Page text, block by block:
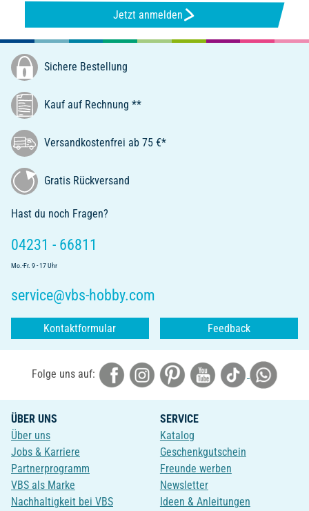
Jetzt anmelden
Sichere Bestellung
Kauf auf Rechnung **
Versandkostenfrei ab 75 €*
Gratis Rückversand
Hast du noch Fragen?
04231 - 66811
Mo.-Fr. 9 - 17 Uhr
service@vbs-hobby.com
Kontaktformular Feedback
Folge uns auf:
ÜBER UNS
Über uns
Jobs & Karriere
Partnerprogramm
VBS als Marke
Nachhaltigkeit bei VBS
SERVICE
Katalog
Geschenkgutschein
Freunde werben
Newsletter
Ideen & Anleitungen